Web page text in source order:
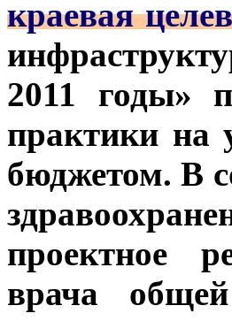
краевая
2011 годы»
практики на
бюджетом. В
проектное
врача